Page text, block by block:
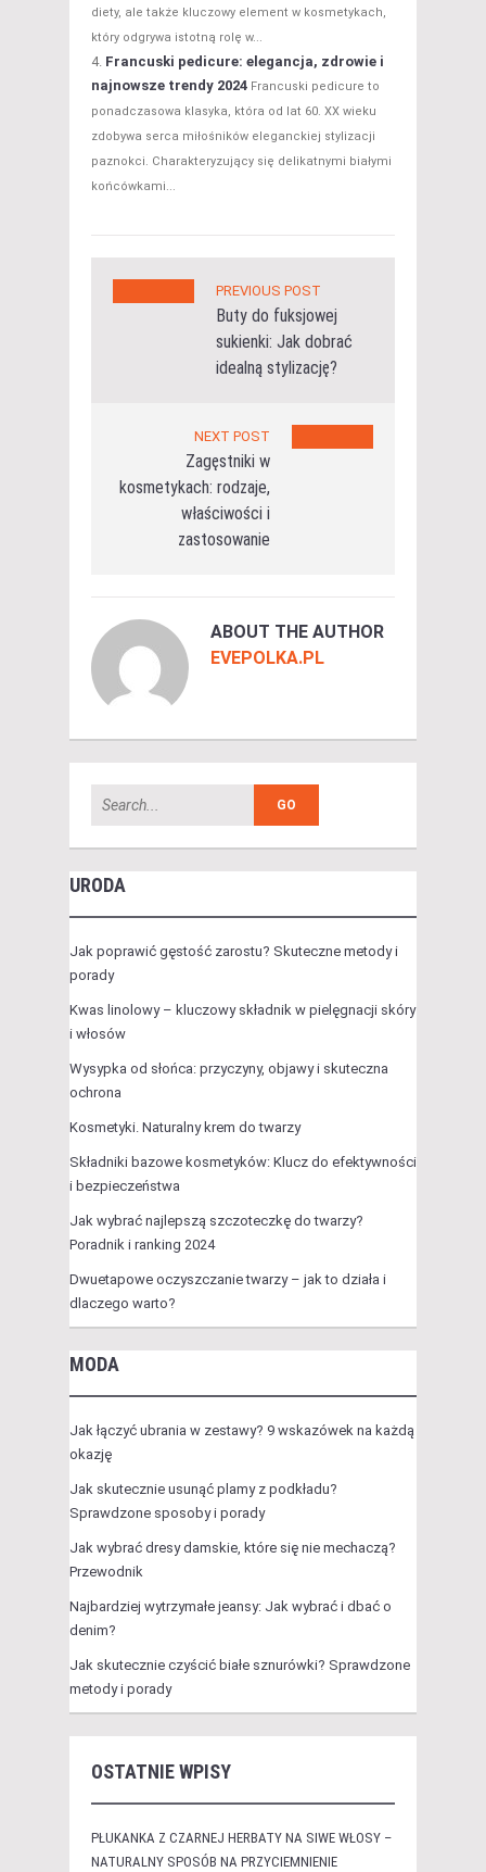
diety, ale także kluczowy element w kosmetykach,
który odgrywa istotną rolę w...
Francuski pedicure: elegancja, zdrowie i
najnowsze trendy 2024 Francuski pedicure to
ponadczasowa klasyka, która od lat 60. XX wieku
zdobywa serca miłośników eleganckiej stylizacji
paznokci. Charakteryzujący się delikatnymi białymi
końcówkami...
PREVIOUS POST
Buty do fuksjowej
sukienki: Jak dobrać
idealną stylizację?
NEXT POST
Zagęstniki w
kosmetykach: rodzaje,
właściwości i
zastosowanie
ABOUT THE AUTHOR
EVEPOLKA.PL
URODA
Jak poprawić gęstość zarostu? Skuteczne metody i
porady
Kwas linolowy – kluczowy składnik w pielęgnacji skóry
i włosów
Wysypka od słońca: przyczyny, objawy i skuteczna
ochrona
Kosmetyki. Naturalny krem do twarzy
Składniki bazowe kosmetyków: Klucz do efektywności
i bezpieczeństwa
Jak wybrać najlepszą szczoteczkę do twarzy?
Poradnik i ranking 2024
Dwuetapowe oczyszczanie twarzy – jak to działa i
dlaczego warto?
MODA
Jak łączyć ubrania w zestawy? 9 wskazówek na każdą
okazję
Jak skutecznie usunąć plamy z podkładu?
Sprawdzone sposoby i porady
Jak wybrać dresy damskie, które się nie mechaczą?
Przewodnik
Najbardziej wytrzymałe jeansy: Jak wybrać i dbać o
denim?
Jak skutecznie czyścić białe sznurówki? Sprawdzone
metody i porady
OSTATNIE WPISY
PŁUKANKA Z CZARNEJ HERBATY NA SIWE WŁOSY –
NATURALNY SPOSÓB NA PRZYCIEMNIENIE